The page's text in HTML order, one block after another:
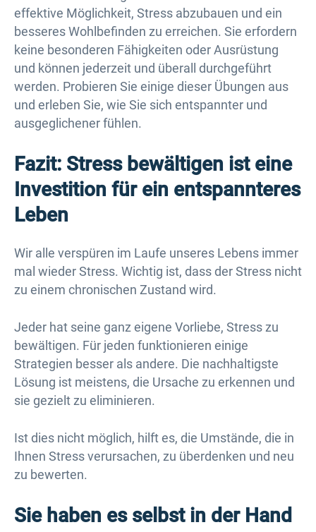
effektive Möglichkeit, Stress abzubauen und ein
besseres Wohlbefinden zu erreichen. Sie erfordern
keine besonderen Fähigkeiten oder Ausrüstung
und können jederzeit und überall durchgeführt
werden. Probieren Sie einige dieser Übungen aus
und erleben Sie, wie Sie sich entspannter und
ausgeglichener fühlen.
Fazit: Stress bewältigen ist eine
Investition für ein entspannteres
Leben
Wir alle verspüren im Laufe unseres Lebens immer
mal wieder Stress. Wichtig ist, dass der Stress nicht
zu einem chronischen Zustand wird.
Jeder hat seine ganz eigene Vorliebe, Stress zu
bewältigen. Für jeden funktionieren einige
Strategien besser als andere. Die nachhaltigste
Lösung ist meistens, die Ursache zu erkennen und
sie gezielt zu eliminieren.
Ist dies nicht möglich, hilft es, die Umstände, die in
Ihnen Stress verursachen, zu überdenken und neu
zu bewerten.
Sie haben es selbst in der Hand